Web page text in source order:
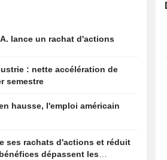
lance un rachat d'actions
: nette accélération de
semestre
hausse, l'emploi américain
ses rachats d'actions et réduit
dépassent les